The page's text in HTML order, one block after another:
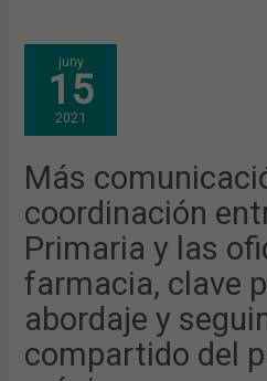
juny
15
2021
Más
coordinación
Primaria y las
farmacia, clave
abordaje y
compartido del
MÁS
COMUNICACIÓN
Y
COORDINACIÓN
ENTRE
LA
ATENCIÓN
Y
LAS
OFICINAS
DE
FARMACIA,
CLAVE
PARA
EL
ABORDAJE
Y
SEGUIMIENTO
COMPARTIDO
PACIENTE
CRÓNICO